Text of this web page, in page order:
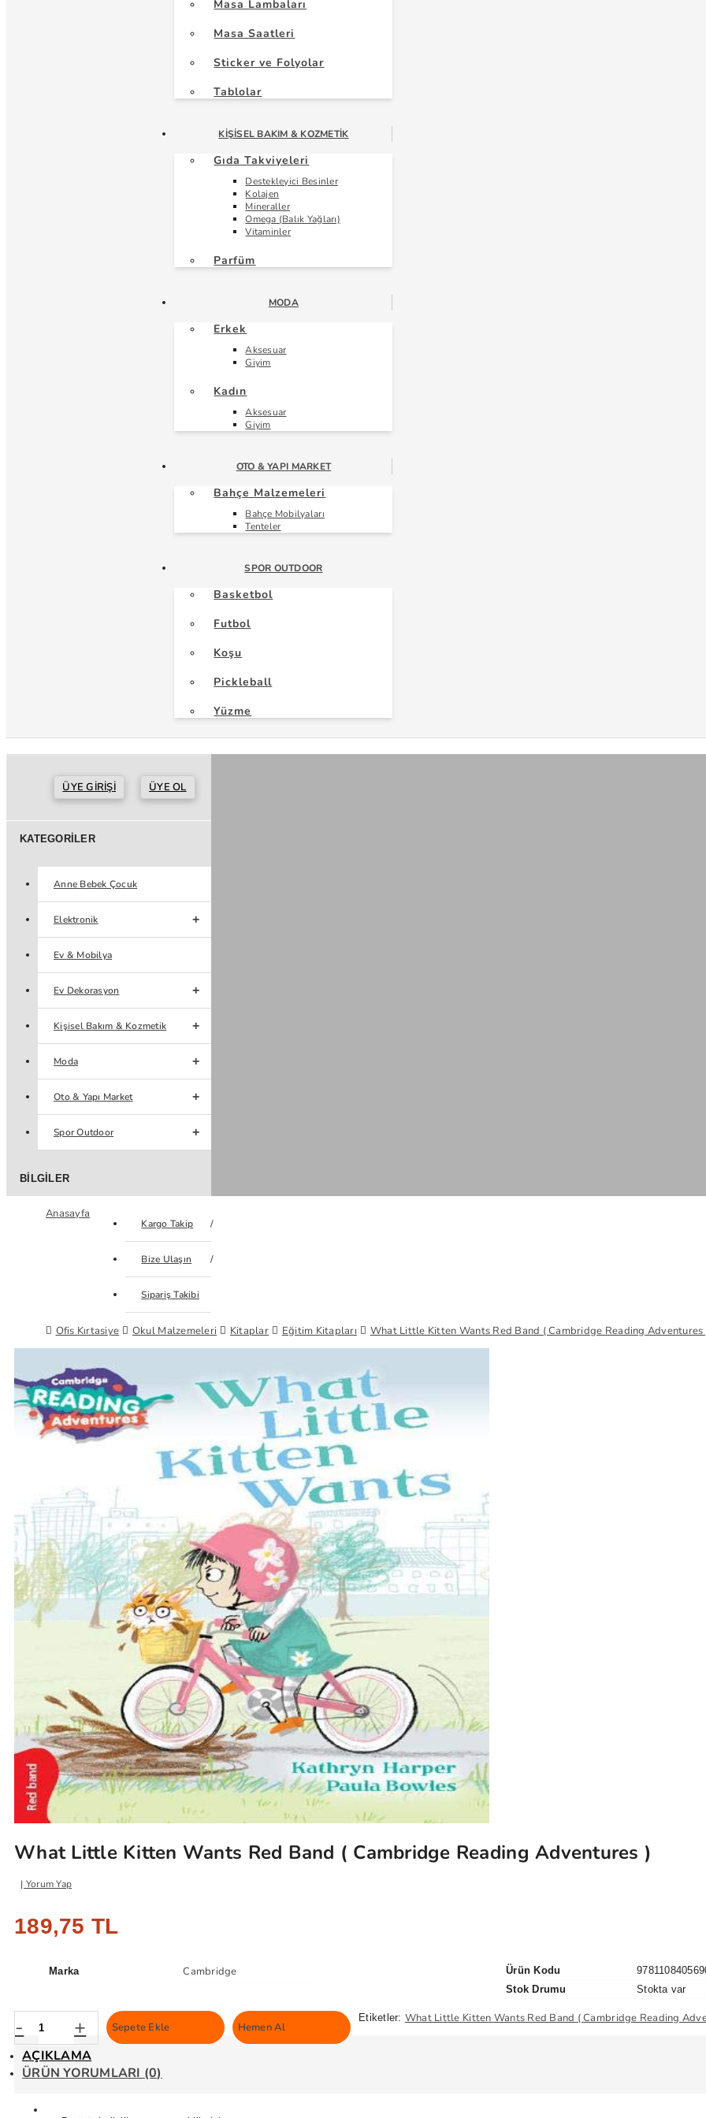
Masa Lambaları
Masa Saatleri
Sticker ve Folyolar
Tablolar
KIŞISEL BAKIM & KOZMETIK
Gıda Takviyeleri
Destekleyici Besinler
Kolajen
Mineraller
Omega (Balık Yağları)
Vitaminler
Parfüm
MODA
Erkek
Aksesuar
Giyim
Kadın
Aksesuar
Giyim
OTO & YAPI MARKET
Bahçe Malzemeleri
Bahçe Mobilyaları
Tenteler
SPOR OUTDOOR
Basketbol
Futbol
Koşu
Pickleball
Yüzme
ÜYE GIRIŞI ÜYE OL
KATEGORILER
Anne Bebek Çocuk
Elektronik
Ev & Mobilya
Ev Dekorasyon
Kişisel Bakım & Kozmetik
Moda
Oto & Yapı Market
Spor Outdoor
BILGILER
Kargo Takip
Bize Ulaşın
Sipariş Takibi
Anasayfa
Ofis Kırtasiye Okul Malzemeleri Kitaplar Eğitim Kitapları What Little Kitten Wants Red Band ( Cambridge Reading Adventures
What Little Kitten Wants Red Band ( Cambridge Reading Adventures )
Yorum Yap
189,75 TL
Marka Cambridge Ürün Kodu
Stok Drumu
Stokta var
- + Sepete Ekle Hemen Al
Etiketler: What Little Kitten Wants Red Band ( Cambridge Reading
AÇIKLAMA
ÜRÜN YORUMLARI (0)